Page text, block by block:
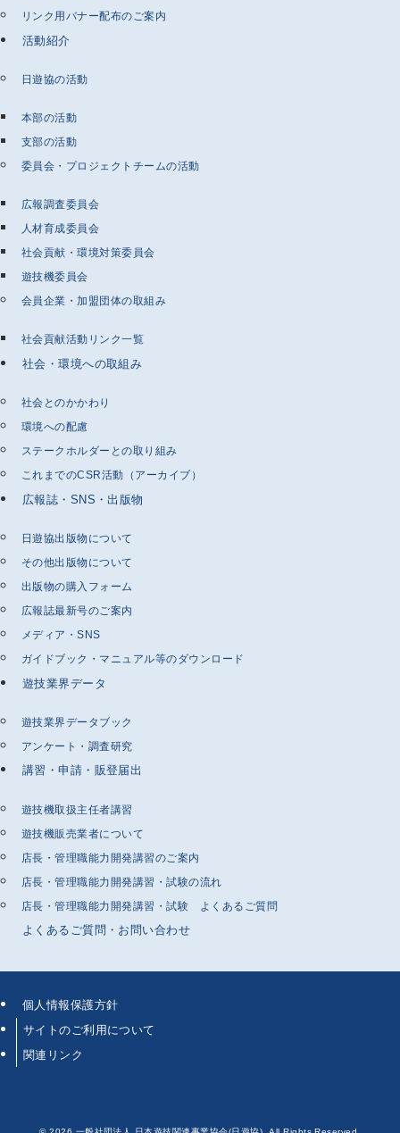
リンク用バナー配布のご案内
活動紹介
日遊協の活動
本部の活動
支部の活動
委員会・プロジェクトチームの活動
広報調査委員会
人材育成委員会
社会貢献・環境対策委員会
遊技機委員会
会員企業・加盟団体の取組み
社会貢献活動リンク一覧
社会・環境への取組み
社会とのかかわり
環境への配慮
ステークホルダーとの取り組み
これまでのCSR活動（アーカイブ）
広報誌・SNS・出版物
日遊協出版物について
その他出版物について
出版物の購入フォーム
広報誌最新号のご案内
メディア・SNS
ガイドブック・マニュアル等のダウンロード
遊技業界データ
遊技業界データブック
アンケート・調査研究
講習・申請・販登届出
遊技機取扱主任者講習
遊技機販売業者について
店長・管理職能力開発講習のご案内
店長・管理職能力開発講習・試験の流れ
店長・管理職能力開発講習・試験 よくあるご質問
よくあるご質問・お問い合わせ
個人情報保護方針
サイトのご利用について
関連リンク